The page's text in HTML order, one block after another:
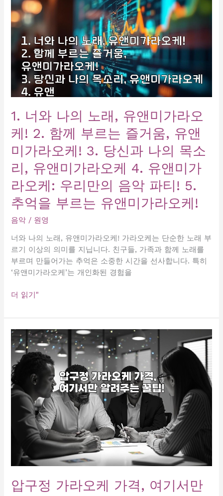
텐
로
서
특
한
순
1. 너와 나의 노래, 유앤미가라오
케! 2. 함께 부르는 즐거움, 유앤
미가라오케! 3. 당신과 나의 목소
리, 유앤미가라오케 4. 유앤미가
라오케: 우리만의 음악 파티! 5.
추억을 부르는 유앤미가라오케!
음악 / 원영
너와 나의 노래, 유앤미가라오케! 가라오케는 단순한 노래 부
르기 이상의 의미를 지닙니다. 친구들, 가족과 함께 노래를
부르며 만들어가는 추억은 소중한 시간을 선사합니다. 특히
‘유앤미가라오케’는 개인화된 경험을
1.
와
나
의
노
래,
유
앤
미
함
부
더 읽기"
압구정 가라오케 가격, 여기서만